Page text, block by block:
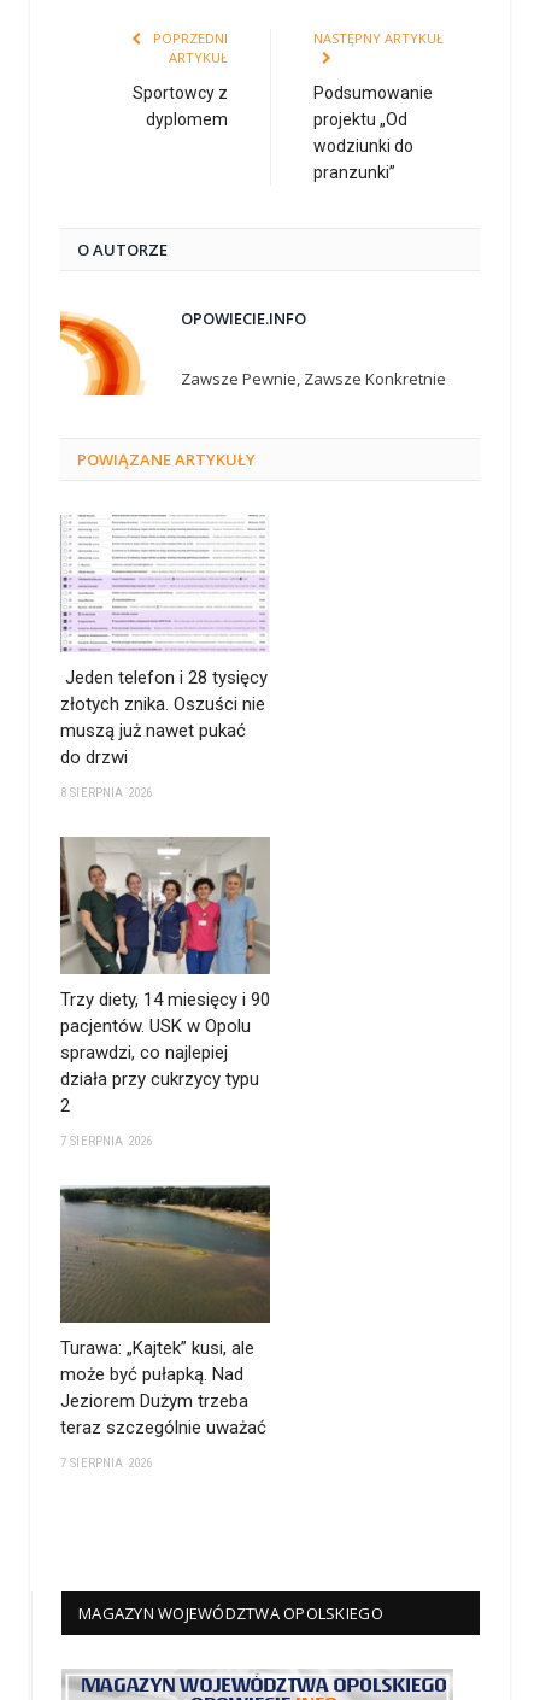
POPRZEDNI
ARTYKUŁ
Sportowcy z
dyplomem
NASTĘPNY ARTYKUŁ
Podsumowanie
projektu „Od
wodziunki do
pranzunki”
O AUTORZE
OPOWIECIE.INFO
Zawsze Pewnie, Zawsze Konkretnie
POWIĄZANEARTYKUŁY
Jeden telefon i 28 tysięcy
złotych znika. Oszuści nie
muszą już nawet pukać
do drzwi
8 SIERPNIA 2026
Trzy diety, 14 miesięcy i 90
pacjentów. USK w Opolu
sprawdzi, co najlepiej
działa przy cukrzycy typu
2
7 SIERPNIA 2026
Turawa: „Kajtek” kusi, ale
może być pułapką. Nad
Jeziorem Dużym trzeba
teraz szczególnie uważać
7 SIERPNIA 2026
MAGAZYN WOJEWÓDZTWA OPOLSKIEGO